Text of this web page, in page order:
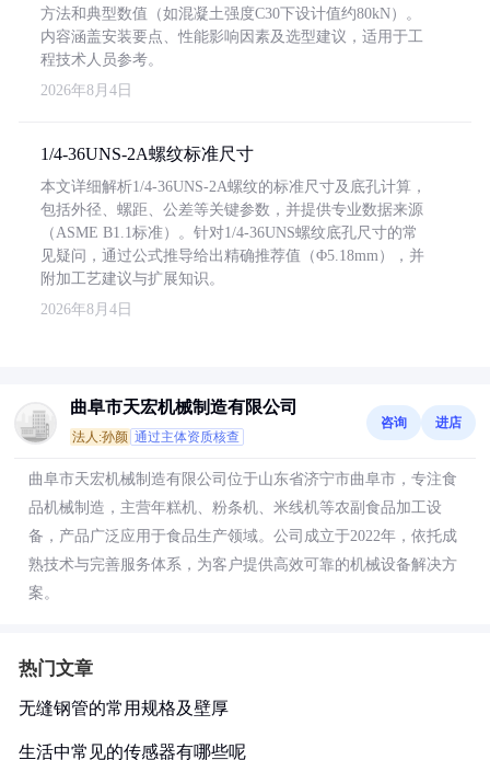
方法和典型数值（如混凝土强度C30下设计值约80kN）。
内容涵盖安装要点、性能影响因素及选型建议，适用于工
程技术人员参考。
2026年8月4日
1/4-36UNS-2A螺纹标准尺寸
本文详细解析1/4-36UNS-2A螺纹的标准尺寸及底孔计算，
包括外径、螺距、公差等关键参数，并提供专业数据来源
（ASME B1.1标准）。针对1/4-36UNS螺纹底孔尺寸的常
见疑问，通过公式推导给出精确推荐值（Φ5.18mm），并
附加工艺建议与扩展知识。
2026年8月4日
曲阜市天宏机械制造有限公司
法人:孙颜 通过主体资质核查
咨询 进店
曲阜市天宏机械制造有限公司位于山东省济宁市曲阜市，专注食
品机械制造，主营年糕机、粉条机、米线机等农副食品加工设
备，产品广泛应用于食品生产领域。公司成立于2022年，依托成
熟技术与完善服务体系，为客户提供高效可靠的机械设备解决方
案。
热门文章
无缝钢管的常用规格及壁厚
生活中常见的传感器有哪些呢